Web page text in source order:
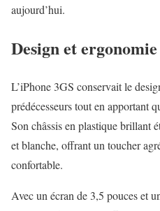
aujourd’hui.
Design et ergonomie
L’iPhone 3GS conservait le
prédécesseurs tout en apportant
Son châssis en plastique brillant
et blanche, offrant un toucher
confortable.
Avec un écran de 3,5 pouces et